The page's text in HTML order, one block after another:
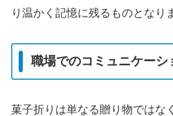
り温かく記憶に残るものとなり
職場でのコミュニケーシ
菓子折りは単なる贈り物ではな